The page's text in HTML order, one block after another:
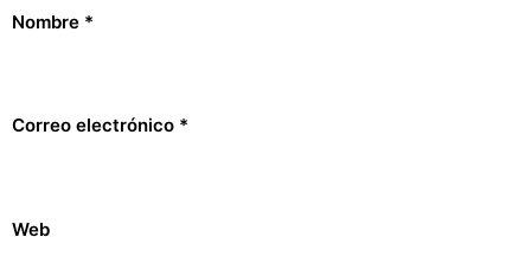
Nombre *
Correo electrónico *
Web